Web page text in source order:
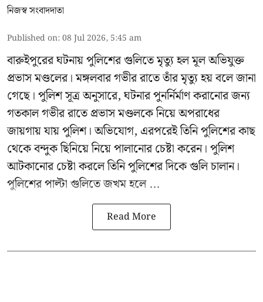
নিজস্ব সংবাদদাতা
Published on:08 Jul 2026, 5:45 am
বারুইপুরের ঘটনায় পুলিশের গুলিতে মৃত্যু হল মূল অভিযুক্ত
প্রভাস মণ্ডলের। মঙ্গলবার গভীর রাতে তাঁর মৃত্যু হয় বলে জানা
গেছে। পুলিশ সূত্র অনুসারে, ঘটনার পুনর্নির্মাণ করানোর জন্য
গতকাল গভীর রাতে প্রভাস মণ্ডলকে নিয়ে অপরাধের
জায়গায় যায় পুলিশ। অভিযোগ, এরপরেই তিনি পুলিশের কাছ
থেকে বন্দুক ছিনিয়ে নিয়ে পালানোর চেষ্টা করেন। পুলিশ
আটকানোর চেষ্টা করলে তিনি পুলিশের দিকে গুলি চালান।
পুলিশের পাল্টা গুলিতে জখম হলে ...
Read More